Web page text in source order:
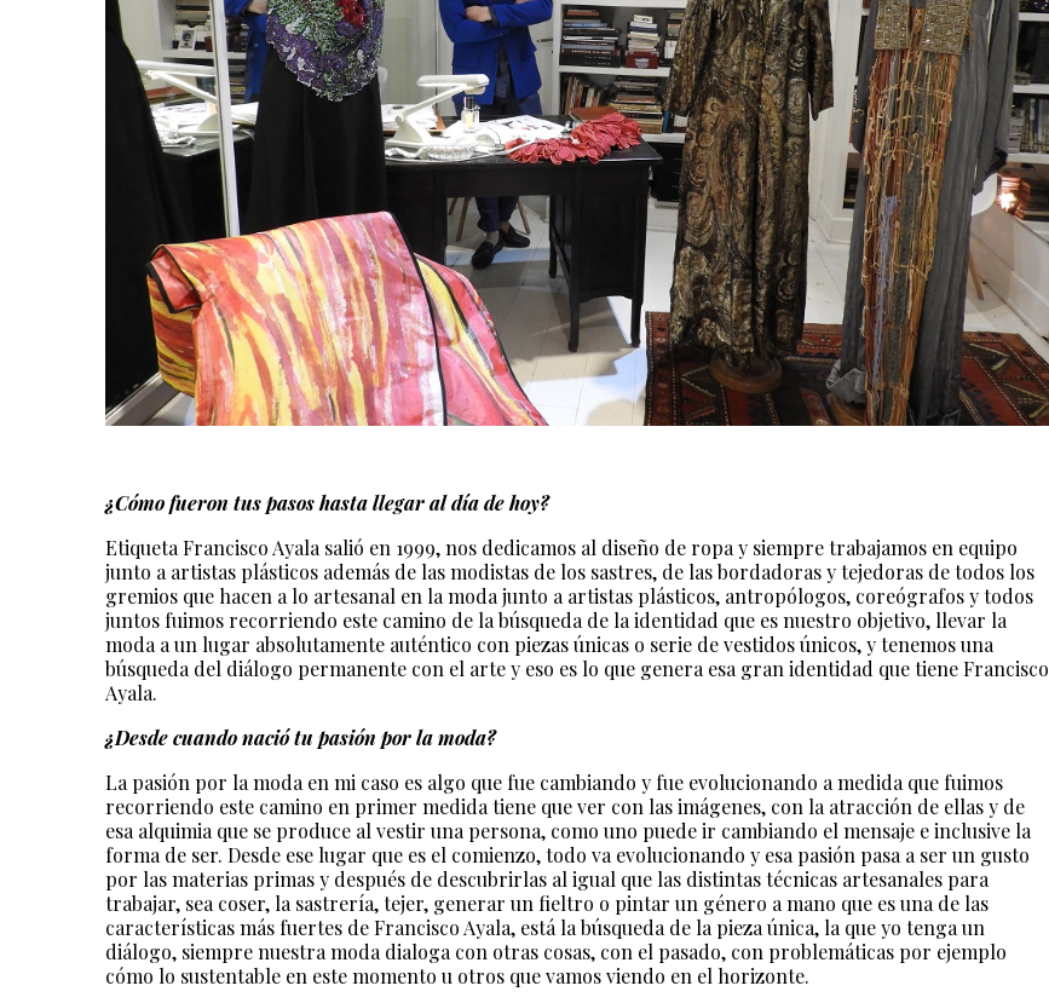
¿Cómo fueron tus pasos hasta llegar al día de hoy?
Etiqueta Francisco Ayala salió en 1999, nos dedicamos al diseño de ropa y siempre trabajamos en equipo
junto a artistas plásticos además de las modistas de los sastres, de las bordadoras y tejedoras de todos los
gremios que hacen a lo artesanal en la moda junto a artistas plásticos, antropólogos, coreógrafos y todos
juntos fuimos recorriendo este camino de la búsqueda de la identidad que es nuestro objetivo, llevar la
moda a un lugar absolutamente auténtico con piezas únicas o serie de vestidos únicos, y tenemos una
búsqueda del diálogo permanente con el arte y eso es lo que genera esa gran identidad que tiene Francisco
Ayala.
¿Desde cuando nació tu pasión por la moda?
La pasión por la moda en mi caso es algo que fue cambiando y fue evolucionando a medida que fuimos
recorriendo este camino en primer medida tiene que ver con las imágenes, con la atracción de ellas y de
esa alquimia que se produce al vestir una persona, como uno puede ir cambiando el mensaje e inclusive la
forma de ser. Desde ese lugar que es el comienzo, todo va evolucionando y esa pasión pasa a ser un gusto
por las materias primas y después de descubrirlas al igual que las distintas técnicas artesanales para
trabajar, sea coser, la sastrería, tejer, generar un fieltro o pintar un género a mano que es una de las
características más fuertes de Francisco Ayala, está la búsqueda de la pieza única, la que yo tenga un
diálogo, siempre nuestra moda dialoga con otras cosas, con el pasado, con problemáticas por ejemplo
cómo lo sustentable en este momento u otros que vamos viendo en el horizonte.